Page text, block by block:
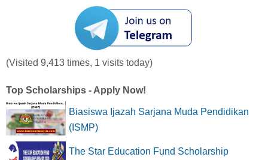
(Visited 9,413 times, 1 visits today)
Top Scholarships - Apply Now!
Biasiswa Ijazah Sarjana Muda Pendidikan
(ISMP)
The Star Education Fund Scholarship